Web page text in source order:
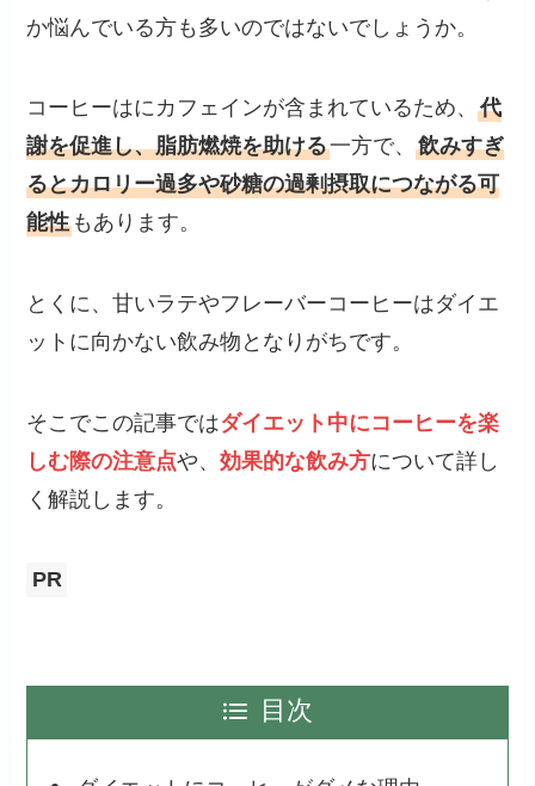
か悩んでいる方も多いのではないでしょうか。
コーヒーはにカフェインが含まれているため、代
謝を促進し、脂肪燃焼を助ける一方で、飲みすぎ
るとカロリー過多や砂糖の過剰摂取につながる可
能性 もあります。
とくに、甘いラテやフレーバーコーヒーはダイエ
ットに向かない飲み物となりがちです。
そこでこの記事ではダイエット中にコーヒーを楽
しむ際の注意点や、効果的な飲み方について詳し
く解説します。
PR
目次